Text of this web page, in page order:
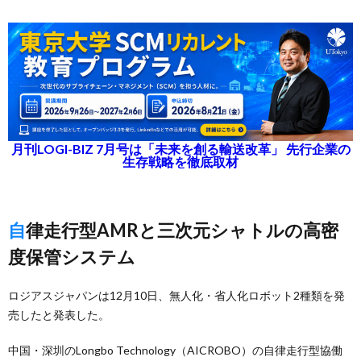
月刊LOGI-BIZ 7月号は「未来を創る輸送改革」 先行企業の
生存戦略を徹底取材
自律走行型AMRと三次元シャトルの高密
度保管システム
ロジアスジャパンは12月10日、無人化・省人化ロボット2種類を発
売したと発表した。
中国・深圳のLongbo Technology（AICROBO）の自律走行型協働